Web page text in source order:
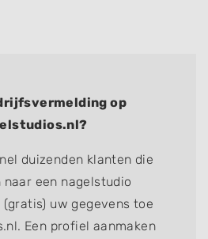
op
duizenden klanten die
naar een nagelstudio
(gratis) uw gegevens toe
Een profiel aanmaken